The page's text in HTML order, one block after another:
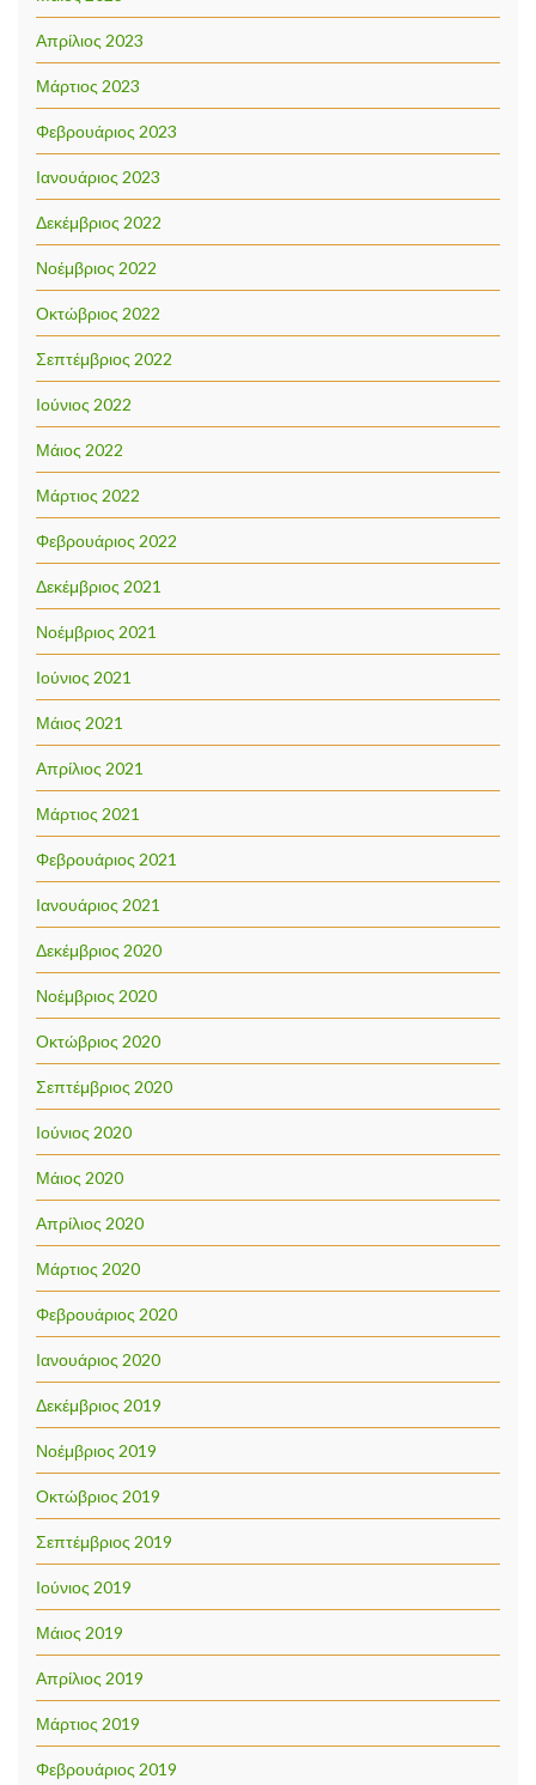
Απρίλιος 2023
Μάρτιος 2023
Φεβρουάριος 2023
Ιανουάριος 2023
Δεκέμβριος 2022
Νοέμβριος 2022
Οκτώβριος 2022
Σεπτέμβριος 2022
Ιούνιος 2022
Μάιος 2022
Μάρτιος 2022
Φεβρουάριος 2022
Δεκέμβριος 2021
Νοέμβριος 2021
Ιούνιος 2021
Μάιος 2021
Απρίλιος 2021
Μάρτιος 2021
Φεβρουάριος 2021
Ιανουάριος 2021
Δεκέμβριος 2020
Νοέμβριος 2020
Οκτώβριος 2020
Σεπτέμβριος 2020
Ιούνιος 2020
Μάιος 2020
Απρίλιος 2020
Μάρτιος 2020
Φεβρουάριος 2020
Ιανουάριος 2020
Δεκέμβριος 2019
Νοέμβριος 2019
Οκτώβριος 2019
Σεπτέμβριος 2019
Ιούνιος 2019
Μάιος 2019
Απρίλιος 2019
Μάρτιος 2019
Φεβρουάριος 2019